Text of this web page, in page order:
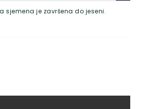
sjemena je završena do jeseni.